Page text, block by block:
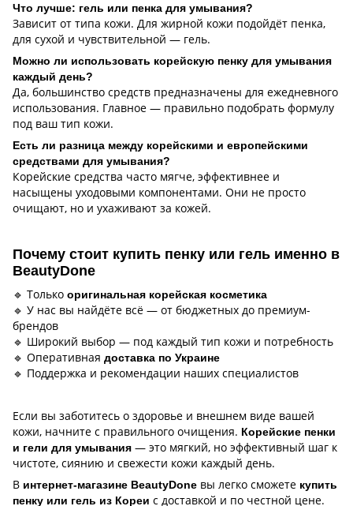
Что лучше: гель или пенка для умывания?
Зависит от типа кожи. Для жирной кожи подойдёт пенка,
для сухой и чувствительной — гель.
Можно ли использовать корейскую пенку для умывания
каждый день?
Да, большинство средств предназначены для ежедневного
использования. Главное — правильно подобрать формулу
под ваш тип кожи.
Есть ли разница между корейскими и европейскими
средствами для умывания?
Корейские средства часто мягче, эффективнее и
насыщены уходовыми компонентами. Они не просто
очищают, но и ухаживают за кожей.
Почему стоит купить пенку или гель именно в
BeautyDone
🔹 Только оригинальная корейская косметика
🔹 У нас вы найдёте всё — от бюджетных до премиум-
брендов
🔹 Широкий выбор — под каждый тип кожи и потребность
🔹 Оперативная доставка по Украине
🔹 Поддержка и рекомендации наших специалистов
Если вы заботитесь о здоровье и внешнем виде вашей
кожи, начните с правильного очищения. Корейские пенки
и гели для умывания — это мягкий, но эффективный шаг к
чистоте, сиянию и свежести кожи каждый день.
В интернет-магазине BeautyDone вы легко сможете купить
пенку или гель из Кореи с доставкой и по честной цене.